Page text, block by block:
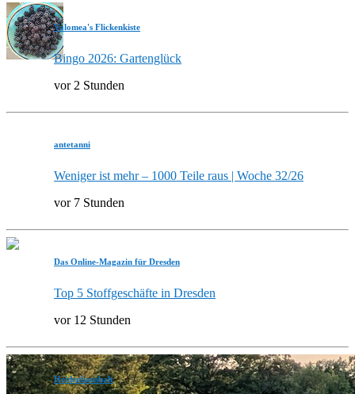
Valomea's Flickenkiste
Bingo 2026: Gartenglück
vor 2 Stunden
antetanni
Weniger ist mehr – 1000 Teile raus | Woche 32/26
vor 7 Stunden
Das Online-Magazin für Dresden
Top 5 Stoffgeschäfte in Dresden
vor 12 Stunden
Heldenhaushalt